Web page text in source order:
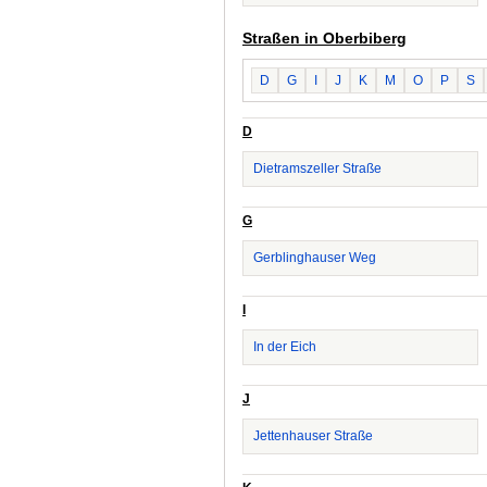
Straßen in Oberbiberg
D G J K M O P S
D
Dietramszeller Straße
G
Gerblinghauser Weg
In der Eich
J
Jettenhauser Straße